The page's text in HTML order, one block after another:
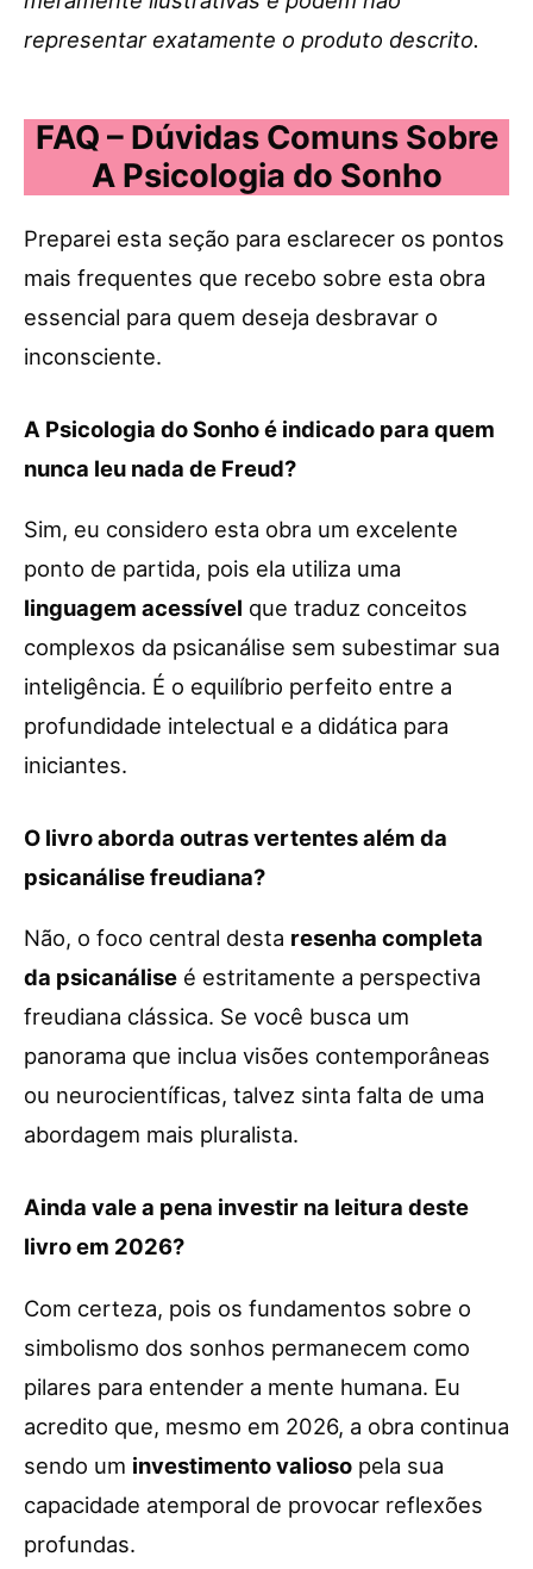
representar exatamente o produto descrito.
FAQ – Dúvidas Comuns Sobre
A Psicologia do Sonho
Preparei esta seção para esclarecer os pontos
mais frequentes que recebo sobre esta obra
essencial para quem deseja desbravar o
inconsciente.
A Psicologia do Sonho é indicado para quem
nunca leu nada de Freud?
Sim, eu considero esta obra um excelente
ponto de partida, pois ela utiliza uma
linguagem acessível que traduz conceitos
complexos da psicanálise sem subestimar sua
inteligência. É o equilíbrio perfeito entre a
profundidade intelectual e a didática para
iniciantes.
O livro aborda outras vertentes além da
psicanálise freudiana?
Não, o foco central desta resenha completa
da psicanálise é estritamente a perspectiva
freudiana clássica. Se você busca um
panorama que inclua visões contemporâneas
ou neurocientíficas, talvez sinta falta de uma
abordagem mais pluralista.
Ainda vale a pena investir na leitura deste
livro em 2026?
Com certeza, pois os fundamentos sobre o
simbolismo dos sonhos permanecem como
pilares para entender a mente humana. Eu
acredito que, mesmo em 2026, a obra continua
sendo um investimento valioso pela sua
capacidade atemporal de provocar reflexões
profundas.